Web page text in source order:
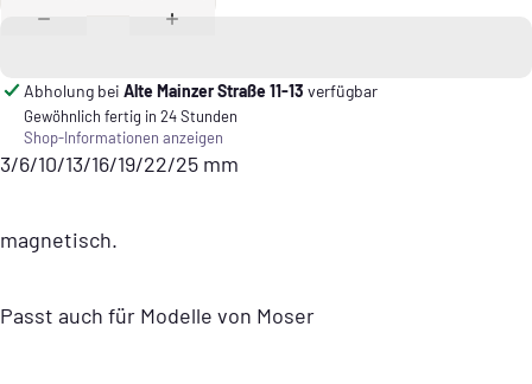
Abholung bei Alte Mainzer Straße 11-13 verfügbar
Gewöhnlich fertig in 24 Stunden
Shop-Informationen anzeigen
3/6/10/13/16/19/22/25 mm
magnetisch.
Passt auch für Modelle von Moser